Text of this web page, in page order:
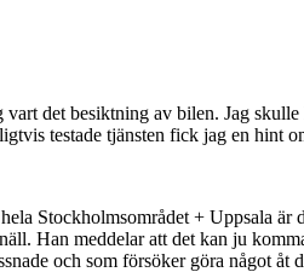
det besiktning av bilen. Jag
testade tjänsten fick jag en hint
Stockholmsområdet + Uppsala
Han meddelar att det kan ju
och som försöker göra något åt